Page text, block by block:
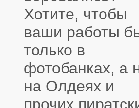
Хотите, чтобы
ваши работы
только в
фотобанках, а
на Олдеях и
прочих